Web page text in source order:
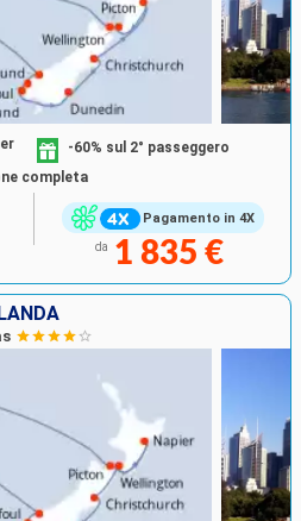
Pagamento in 4X
-60% sul 2° passeggero
completa
da 1 835 €